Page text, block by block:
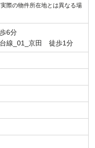
際の物件所在地とは異なる場
6分
線_01_京田 徒歩1分